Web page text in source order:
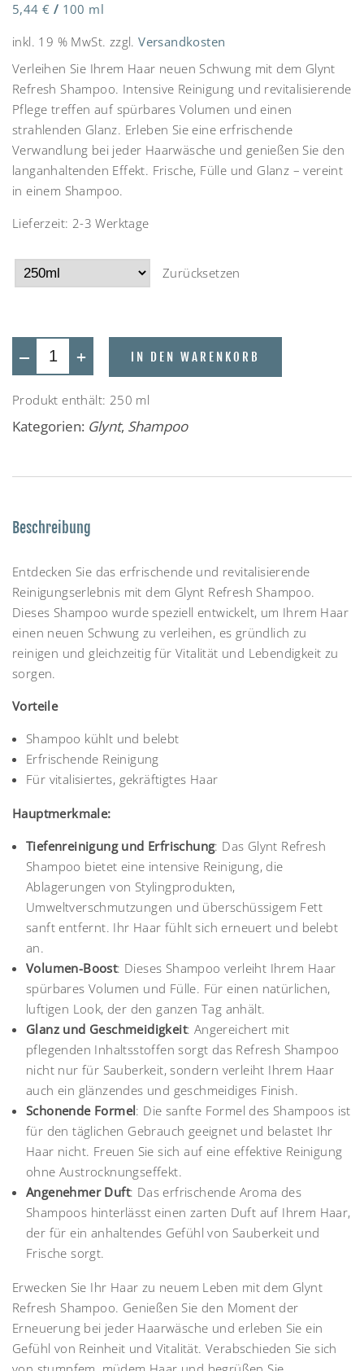
5,44 € / 100 ml
inkl. 19 % MwSt. zzgl.Versandkosten
Verleihen Sie Ihrem Haar neuen Schwung mit dem Glynt
Refresh Shampoo. Intensive Reinigung und revitalisierende
Pflege treffen auf spürbares Volumen und einen
strahlenden Glanz. Erleben Sie eine erfrischende
Verwandlung bei jeder Haarwäsche und genießen Sie den
langanhaltenden Effekt. Frische, Fülle und Glanz – vereint
in einem Shampoo.
Lieferzeit: 2-3 Werktage
Zurücksetzen
+
— IN DEN WARENKORB
Produkt enthält: 250 ml
Kategorien: Glynt, Shampoo
Beschreibung
Entdecken Sie das erfrischende und revitalisierende
Reinigungserlebnis mit dem Glynt Refresh Shampoo.
Dieses Shampoo wurde speziell entwickelt, um Ihrem Haar
einen neuen Schwung zu verleihen, es gründlich zu
reinigen und gleichzeitig für Vitalität und Lebendigkeit zu
sorgen.
Vorteile
Shampoo kühlt und belebt
Erfrischende Reinigung
Für vitalisiertes, gekräftigtes Haar
Hauptmerkmale:
Tiefenreinigung und Erfrischung: Das Glynt Refresh
Shampoo bietet eine intensive Reinigung, die
Ablagerungen von Stylingprodukten,
Umweltverschmutzungen und überschüssigem Fett
sanft entfernt. Ihr Haar fühlt sich erneuert und belebt
an.
Volumen-Boost: Dieses Shampoo verleiht Ihrem Haar
spürbares Volumen und Fülle. Für einen natürlichen,
luftigen Look, der den ganzen Tag anhält.
Glanz und Geschmeidigkeit: Angereichert mit
pflegenden Inhaltsstoffen sorgt das Refresh Shampoo
nicht nur für Sauberkeit, sondern verleiht Ihrem Haar
auch ein glänzendes und geschmeidiges Finish.
Schonende Formel: Die sanfte Formel des Shampoos ist
für den täglichen Gebrauch geeignet und belastet Ihr
Haar nicht. Freuen Sie sich auf eine effektive Reinigung
ohne Austrocknungseffekt.
Angenehmer Duft: Das erfrischende Aroma des
Shampoos hinterlässt einen zarten Duft auf Ihrem Haar,
der für ein anhaltendes Gefühl von Sauberkeit und
Frische sorgt.
Erwecken Sie Ihr Haar zu neuem Leben mit dem Glynt
Refresh Shampoo. Genießen Sie den Moment der
Erneuerung bei jeder Haarwäsche und erleben Sie ein
Gefühl von Reinheit und Vitalität. Verabschieden Sie sich